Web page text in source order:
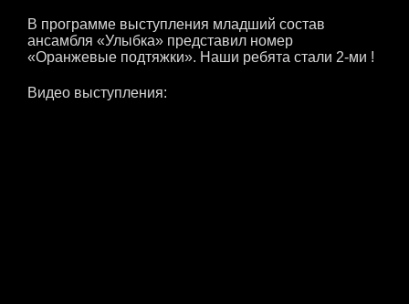
В программе выступления младший состав
ансамбля «Улыбка» представил номер
«Оранжевые подтяжки». Наши ребята стали 2-ми !
Видео выступления: